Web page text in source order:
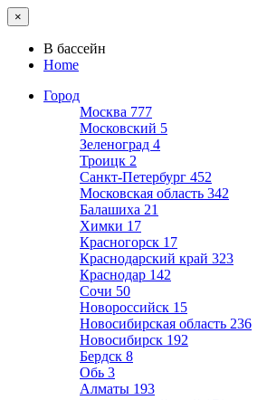
×
В бассейн
Home
Город
Москва 777
Московский 5
Зеленоград 4
Троицк 2
Санкт-Петербург 452
Московская область 342
Балашиха 21
Химки 17
Красногорск 17
Краснодарский край 323
Краснодар 142
Сочи 50
Новороссийск 15
Новосибирская область 236
Новосибирск 192
Бердск 8
Обь 3
Алматы 193